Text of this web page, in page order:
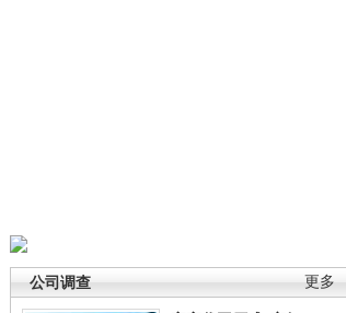
更多
公司调查